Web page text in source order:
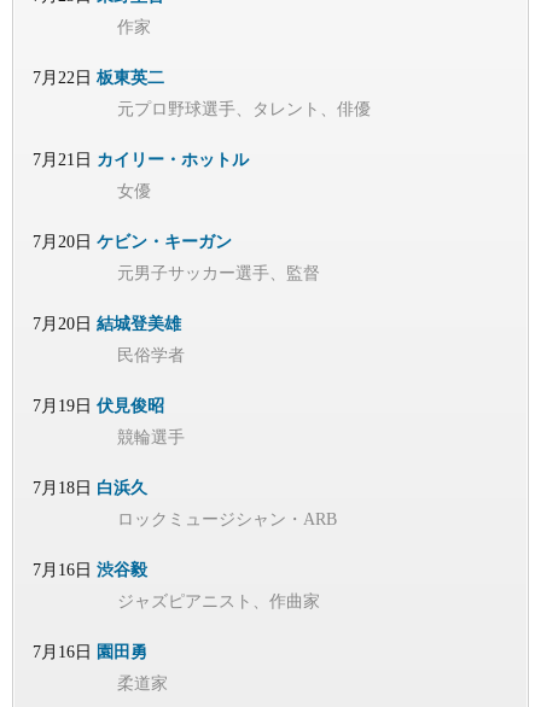
作家
7月22日 板東英二
元プロ野球選手、タレント、俳優
7月21日 カイリー・ホットル
女優
7月20日 ケビン・キーガン
元男子サッカー選手、監督
7月20日 結城登美雄
民俗学者
7月19日 伏見俊昭
競輪選手
7月18日 白浜久
ロックミュージシャン・ARB
7月16日 渋谷毅
ジャズピアニスト、作曲家
7月16日 園田勇
柔道家